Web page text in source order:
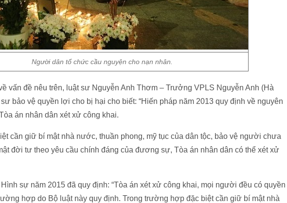
Người dân tổ chức cầu nguyện cho nạn nhân.
vấn đề nêu trên, luật sư Nguyễn Anh Thơm – Trưởng VPLS Nguyễn Anh (Hà
bảo vệ quyền lợi cho bị hại cho biết: “Hiến pháp năm 2013 quy định về nguyên
án nhân dân xét xử công khai.
cần giữ bí mật nhà nước, thuần phong, mỹ tục của dân tộc, bảo vệ người chưa
đời tư theo yêu cầu chính đáng của đương sự, Tòa án nhân dân có thể xét xử
sự năm 2015 đã quy định: “Tòa án xét xử công khai, mọi người đều có quyền
hợp do Bộ luật này quy định. Trong trường hợp đặc biệt cần giữ bí mật nhà